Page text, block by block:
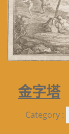
金字塔
Category :